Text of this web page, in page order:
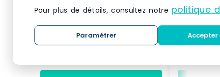
Le Cantilever 3 niveaux est une
telles que tubes, profilés ou
Le
apporte
déplacer
Pour plus de détails, consultez notre politique
Paramétrer